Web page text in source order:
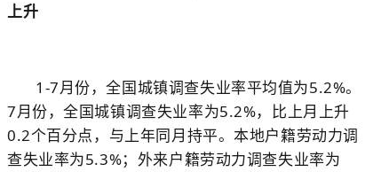
上升
1-7月份，全国城镇调查失业率平均值为5.2%。
7月份，全国城镇调查失业率为5.2%，比上月上升
0.2个百分点，与上年同月持平。本地户籍劳动力调
查失业率为5.3%；外来户籍劳动力调查失业率为